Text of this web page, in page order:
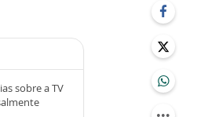
sobre a TV